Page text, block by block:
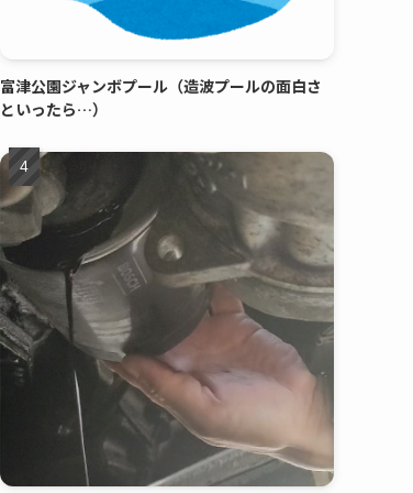
富津公園ジャンボプール（造波プールの面白さ
といったら…）